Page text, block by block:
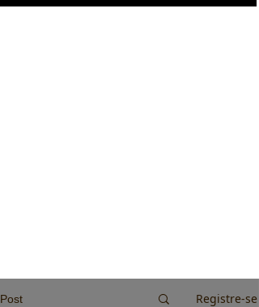
Post Registre-se